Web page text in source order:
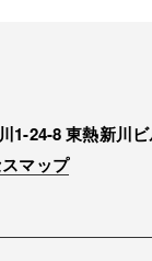
1-24-8 東熱新川
マップ